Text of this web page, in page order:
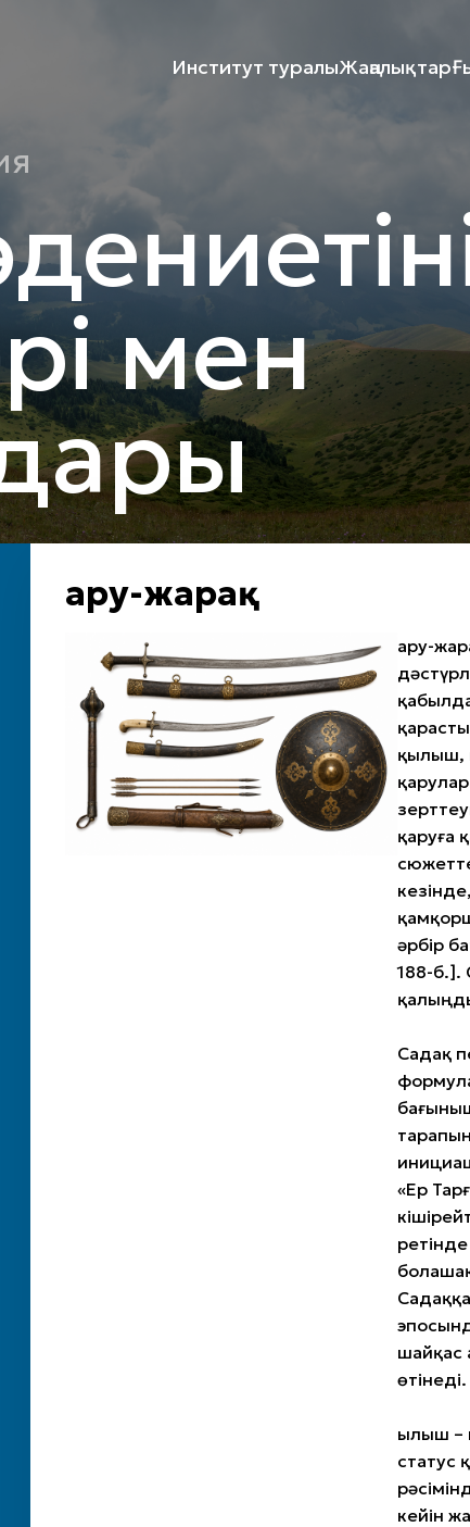
Институт туралыЖаңалықтар
мен
Қару-жарақ
Қару-
қылыш,
қаруға
әрбір
188-б.].
Садақ
«Ер
шайқас
өтінеді.
Қылыш –
статус
кейін